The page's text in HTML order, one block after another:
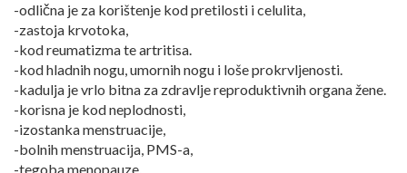
-odlična je za korištenje kod pretilosti i celulita,
-zastoja krvotoka,
-kod reumatizma te artritisa.
-kod hladnih nogu, umornih nogu i loše prokrvljenosti.
-kadulja je vrlo bitna za zdravlje reproduktivnih organa žene.
-korisna je kod neplodnosti,
-izostanka menstruacije,
-bolnih menstruacija, PMS-a,
-tegoba menopauze.